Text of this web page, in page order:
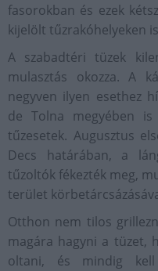
fasorokban és ezek
kijelölt tűzrakóhelyeken
A szabadtéri tüzek
mulasztás okozza. A
negyven ilyen esethez
de Tolna megyében is
tűzesetek. Augusztus
Decs határában, a
tűzoltók fékezték meg,
terület
Otthon nem tilos
magára hagyni a tüzet,
oltani, és mindig kell